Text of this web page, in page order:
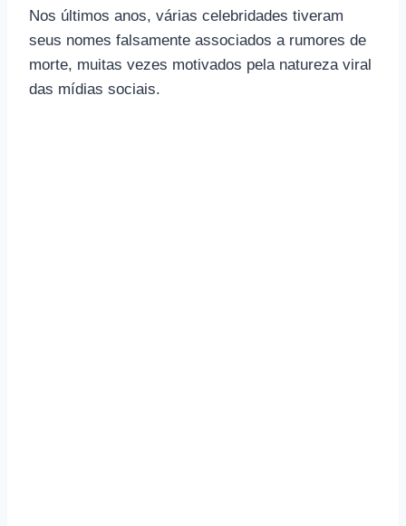
Nos últimos anos, várias celebridades tiveram
seus nomes falsamente associados a rumores de
morte, muitas vezes motivados pela natureza viral
das mídias sociais.